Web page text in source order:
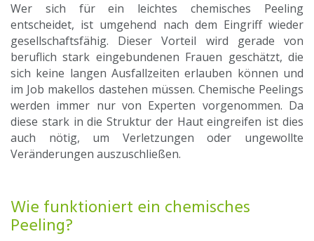
Wer sich für ein leichtes chemisches Peeling
entscheidet, ist umgehend nach dem Eingriff wieder
gesellschaftsfähig. Dieser Vorteil wird gerade von
beruflich stark eingebundenen Frauen geschätzt, die
sich keine langen Ausfallzeiten erlauben können und
im Job makellos dastehen müssen. Chemische Peelings
werden immer nur von Experten vorgenommen. Da
diese stark in die Struktur der Haut eingreifen ist dies
auch nötig, um Verletzungen oder ungewollte
Veränderungen auszuschließen.
Wie funktioniert ein chemisches
Peeling?